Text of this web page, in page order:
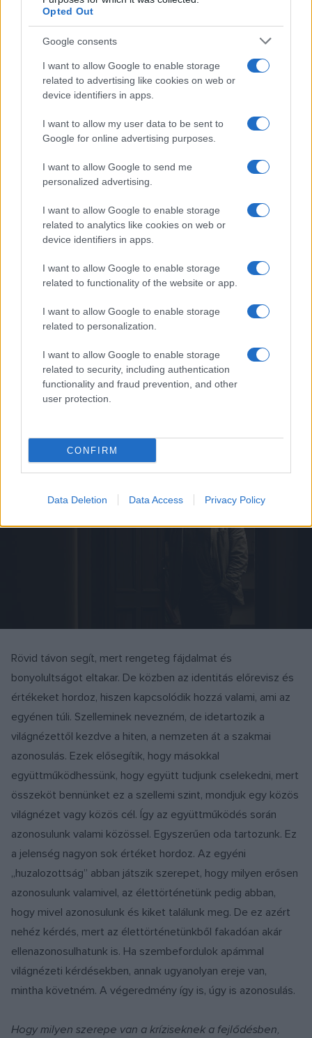
Opted Out
Google consents
I want to allow Google to enable storage
related to advertising like cookies on web or
device identifiers in apps.
I want to allow my user data to be sent to
Google for online advertising purposes.
I want to allow Google to send me
personalized advertising.
I want to allow Google to enable storage
related to analytics like cookies on web or
device identifiers in apps.
I want to allow Google to enable storage
related to functionality of the website or app.
I want to allow Google to enable storage
related to personalization.
I want to allow Google to enable storage
related to security, including authentication
functionality and fraud prevention, and other
user protection.
CONFIRM
Data Deletion Data Access Privacy Policy
És ebben a végtelen változatosságban mitől függ az,
Gyakran nem is tudjuk minden részletében magunkról, hogy
gyakran nem koherensek, ütközhetnek egymással, és
változó, hogy ezek mennyire erősek, a szélsőségestől az
életet kreatívan előremozdítóig találkozunk mindenfélével.
A szélsőségest úgy értem, hogy szélsőséges etnikai
azonosulás, ami összeforr más etnikumok bántásával.
Mindeközben a szakmánkkal vagy a nemzetünkkel való
azonosulás rengeteg értéket hordoz. Tudni kell, hogy a
fejlődésünk során elszenvedett szelfsérülések fájdalmát az
identitás mérsékli. A szélsőségek is. Az utóbbi nem
kreatívan és nem konstruktívan, ez egy abszolút szubjektív
élmény. Egy fanatikus számára egyszerű az élet, megvan,
hogy mit kell tennie, pár emberrel vagy közösséggel
azonosul. Kijelölt az útja, mérsékli a dilemmákat és elfedi az
egyéb identitásokat. Az ilyen fanatikus identitás simán
Rövid távon segít, mert rengeteg fájdalmat és
bonyolultságot eltakar. De közben az identitás előrevisz és
értékeket hordoz, hiszen kapcsolódik hozzá valami, ami az
egyénen túli. Szelleminek nevezném, de idetartozik a
világnézettől kezdve a hiten, a nemzeten át a szakmai
azonosulás. Ezek elősegítik, hogy másokkal
együttműködhessünk, hogy együtt tudjunk cselekedni, mert
összeköt bennünket ez a szellemi szint, mondjuk egy közös
világnézet vagy közös cél. Így az együttműködés során
azonosulunk valami közössel. Egyszerűen oda tartozunk. Ez
a jelenség nagyon sok értéket hordoz. Az egyéni
„huzalozottság” abban játszik szerepet, hogy milyen erősen
azonosulunk valamivel, az élettörténetünk pedig abban,
hogy mivel azonosulunk és kiket találunk meg. De ez azért
nehéz kérdés, mert az élettörténetünkből fakadóan akár
ellenazonosulhatunk is. Ha szembefordulok apámmal
világnézeti kérdésekben, annak ugyanolyan ereje van,
mintha követném. A végeredmény így is, úgy is azonosulás.
Hogy milyen szerepe van a kríziseknek a fejlődésben,